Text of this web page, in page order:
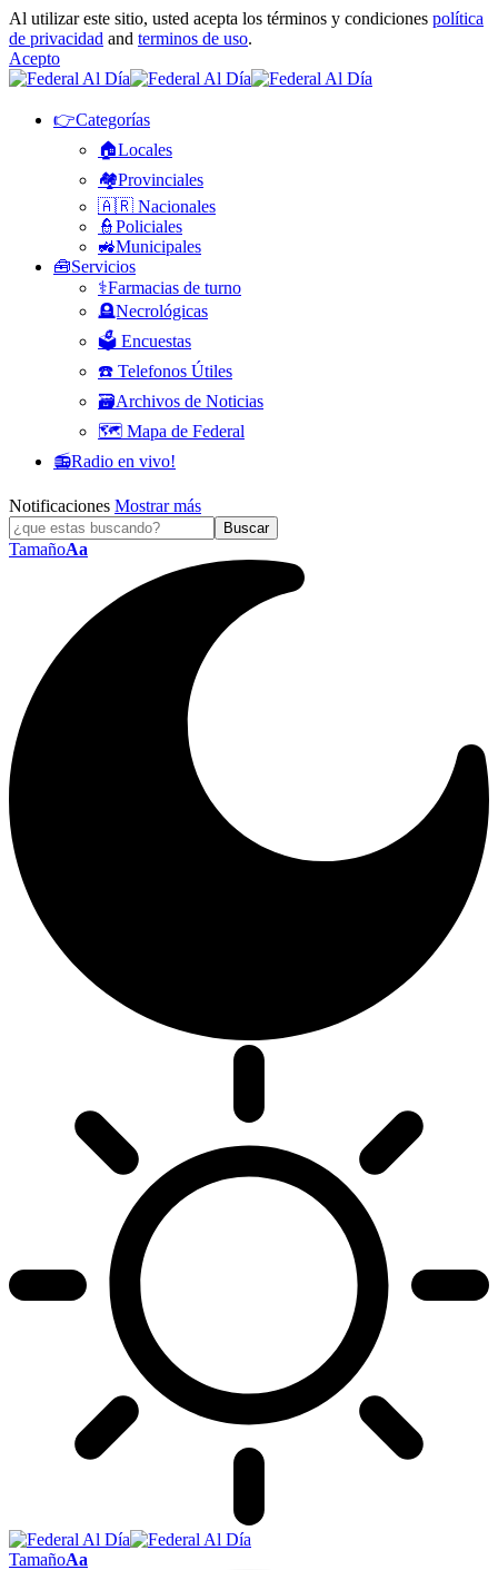
Al utilizar este sitio, usted acepta los términos y condiciones política
de privacidad and terminos de uso.
Acepto
👉Categorías
🏠Locales
🏘️Provinciales
🇦🇷 Nacionales
👮Policiales
🚜Municipales
🧰Servicios
⚕️Farmacias de turno
🪦Necrológicas
🗳️ Encuestas
☎️ Telefonos Útiles
🗃️Archivos de Noticias
🗺️ Mapa de Federal
📻Radio en vivo!
Notificaciones Mostrar más
TamañoAa
TamañoAa